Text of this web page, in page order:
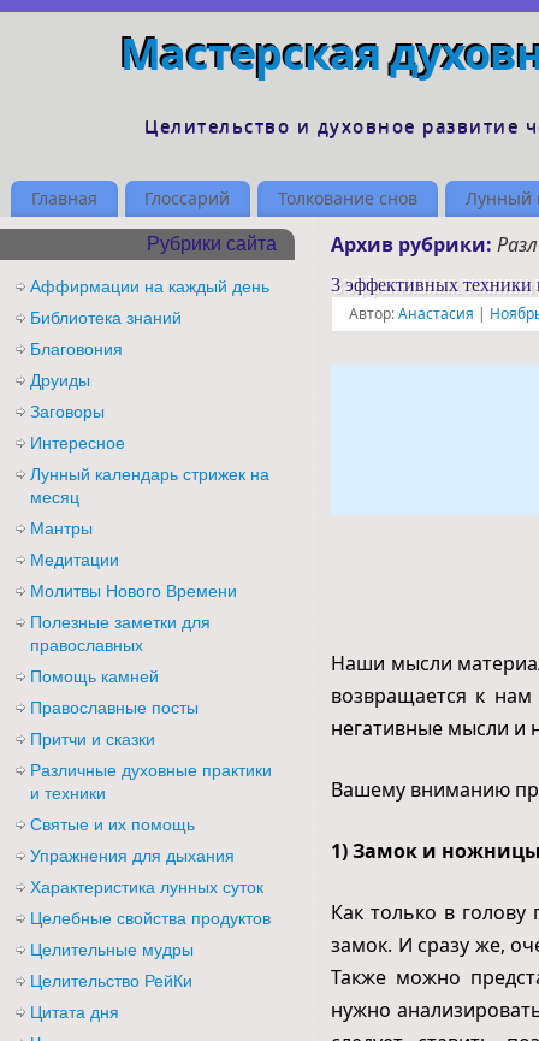
Мастерская
Целительство и духовное развитие
Главная Глоссарий Толкование снов Лунный
Архив рубрики:
3 эффективных техники
Автор:Анастасия |
Наши мысли
возвращается к
негативные мысли и
Вашему вниманию
1) Замок и
Как только в
замок. И сразу же,
Также можно
нужно
Рубрики сайта
Аффирмации на каждый день
Библиотека знаний
Благовония
Друиды
Заговоры
Интересное
Лунный календарь стрижек на
месяц
Мантры
Медитации
Молитвы Нового Времени
Полезные заметки для
православных
Помощь камней
Православные посты
Притчи и сказки
Различные духовные практики
и техники
Святые и их помощь
Упражнения для дыхания
Характеристика лунных суток
Целебные свойства продуктов
Целительные мудры
Целительство РейКи
Цитата дня